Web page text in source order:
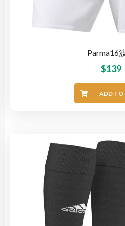
Parma16
$139
ADD TO